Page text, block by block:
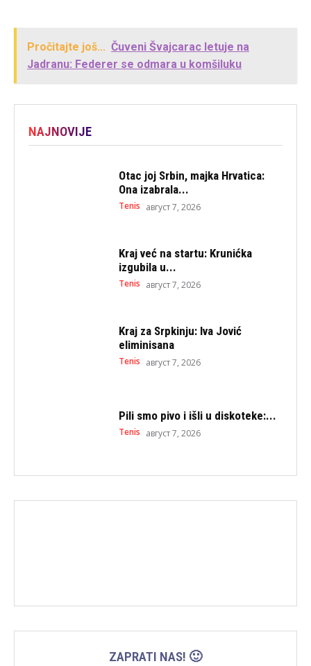
Pročitajte još... Čuveni Švajcarac letuje na
Jadranu: Federer se odmara u komšiluku
NAJNOVIJE
Otac joj Srbin, majka Hrvatica:
Ona izabrala...
Tenis август 7, 2026
Kraj već na startu: Krunićka
izgubila u...
Tenis август 7, 2026
Kraj za Srpkinju: Iva Jović
eliminisana
Tenis август 7, 2026
Pili smo pivo i išli u diskoteke:...
Tenis август 7, 2026
ZAPRATI NAS! 🙂